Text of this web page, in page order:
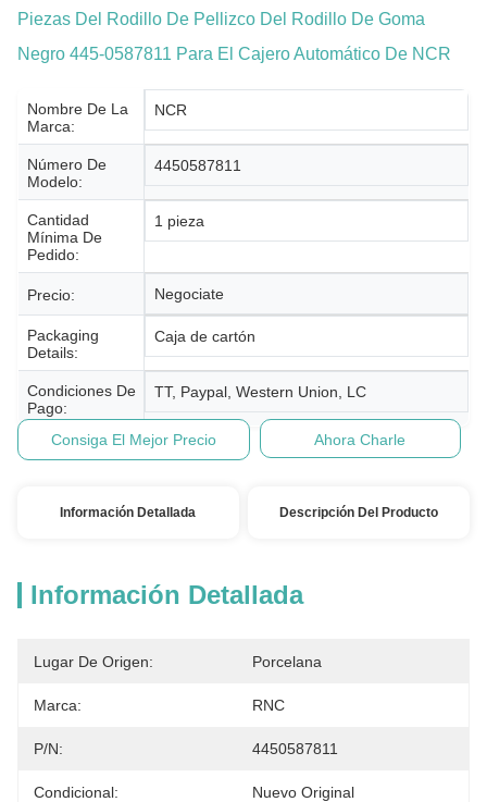
Piezas Del Rodillo De Pellizco Del Rodillo De Goma
Negro 445-0587811 Para El Cajero Automático De NCR
Nombre De La
Marca:
NCR
Número De
Modelo:
4450587811
Cantidad
Mínima De
Pedido:
1 pieza
Precio: Negociate
Packaging
Details:
Caja de cartón
Condiciones De
Pago:
TT, Paypal, Western Union, LC
Consiga El Mejor Precio Ahora Charle
Información Detallada Descripción Del Producto
Información Detallada
Lugar De Origen: Porcelana
Marca: RNC
P/N: 4450587811
Condicional: Nuevo Original